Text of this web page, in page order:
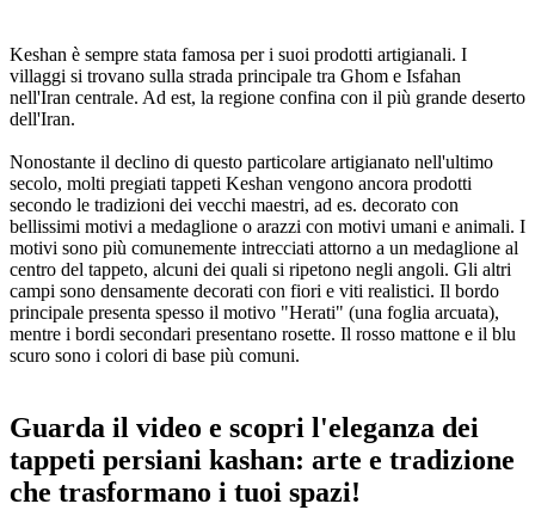
Keshan è sempre stata famosa per i suoi prodotti artigianali. I
villaggi si trovano sulla strada principale tra Ghom e Isfahan
nell'Iran centrale. Ad est, la regione confina con il più grande deserto
dell'Iran.
Nonostante il declino di questo particolare artigianato nell'ultimo
secolo, molti pregiati tappeti Keshan vengono ancora prodotti
secondo le tradizioni dei vecchi maestri, ad es. decorato con
bellissimi motivi a medaglione o arazzi con motivi umani e animali. I
motivi sono più comunemente intrecciati attorno a un medaglione al
centro del tappeto, alcuni dei quali si ripetono negli angoli. Gli altri
campi sono densamente decorati con fiori e viti realistici. Il bordo
principale presenta spesso il motivo "Herati" (una foglia arcuata),
mentre i bordi secondari presentano rosette. Il rosso mattone e il blu
scuro sono i colori di base più comuni.
Guarda il video e scopri l'eleganza dei
tappeti persiani kashan: arte e tradizione
che trasformano i tuoi spazi!